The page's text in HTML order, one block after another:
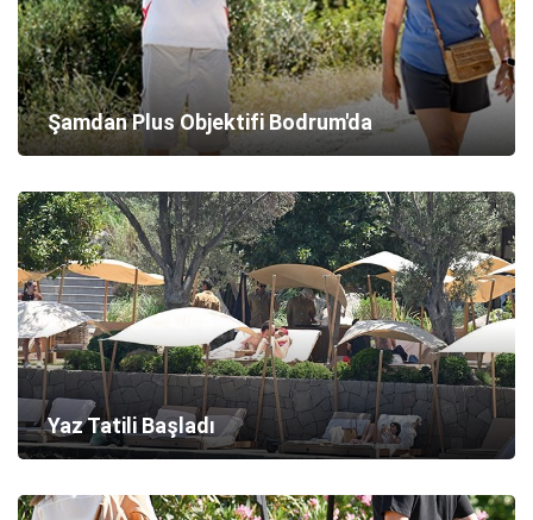
Şamdan Plus Objektifi Bodrum'da
Yaz Tatili Başladı